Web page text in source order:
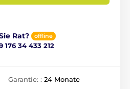
Rat? offline
176 34 433 212
Garantie: : 24 Monate